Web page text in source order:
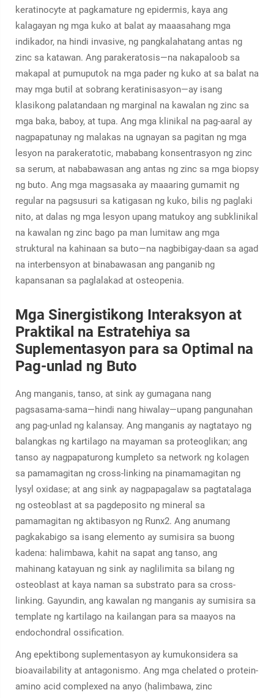
keratinocyte at pagkamature ng epidermis, kaya ang
kalagayan ng mga kuko at balat ay maaasahang mga
indikador, na hindi invasive, ng pangkalahatang antas ng
zinc sa katawan. Ang parakeratosis—na nakapaloob sa
makapal at pumuputok na mga pader ng kuko at sa balat na
may mga butil at sobrang keratinisasyon—ay isang
klasikong palatandaan ng marginal na kawalan ng zinc sa
mga baka, baboy, at tupa. Ang mga klinikal na pag-aaral ay
nagpapatunay ng malakas na ugnayan sa pagitan ng mga
lesyon na parakeratotic, mababang konsentrasyon ng zinc
sa serum, at nababawasan ang antas ng zinc sa mga biopsy
ng buto. Ang mga magsasaka ay maaaring gumamit ng
regular na pagsusuri sa katigasan ng kuko, bilis ng paglaki
nito, at dalas ng mga lesyon upang matukoy ang subklinikal
na kawalan ng zinc bago pa man lumitaw ang mga
struktural na kahinaan sa buto—na nagbibigay-daan sa agad
na interbensyon at binabawasan ang panganib ng
kapansanan sa paglalakad at osteopenia.
Mga Sinergistikong Interaksyon at
Praktikal na Estratehiya sa
Suplementasyon para sa Optimal na
Pag-unlad ng Buto
Ang manganis, tanso, at sink ay gumagana nang
pagsasama-sama—hindi nang hiwalay—upang pangunahan
ang pag-unlad ng kalansay. Ang manganis ay nagtatayo ng
balangkas ng kartilago na mayaman sa proteoglikan; ang
tanso ay nagpapaturong kumpleto sa network ng kolagen
sa pamamagitan ng cross-linking na pinamamagitan ng
lysyl oxidase; at ang sink ay nagpapagalaw sa pagtatalaga
ng osteoblast at sa pagdeposito ng mineral sa
pamamagitan ng aktibasyon ng Runx2. Ang anumang
pagkakabigo sa isang elemento ay sumisira sa buong
kadena: halimbawa, kahit na sapat ang tanso, ang
mahinang katayuan ng sink ay naglilimita sa bilang ng
osteoblast at kaya naman sa substrato para sa cross-
linking. Gayundin, ang kawalan ng manganis ay sumisira sa
template ng kartilago na kailangan para sa maayos na
endochondral ossification.
Ang epektibong suplementasyon ay kumukonsidera sa
bioavailability at antagonismo. Ang mga chelated o protein-
amino acid complexed na anyo (halimbawa, zinc